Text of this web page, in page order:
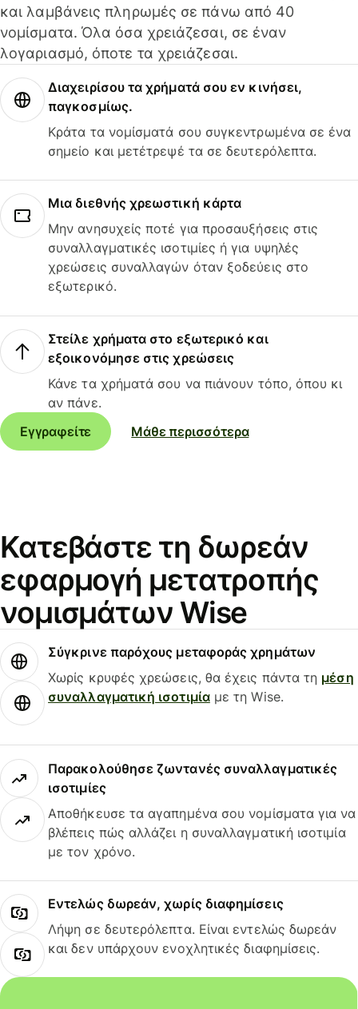
και λαμβάνεις πληρωμές σε πάνω από 40
νομίσματα. Όλα όσα χρειάζεσαι, σε έναν
λογαριασμό, όποτε τα χρειάζεσαι.
Διαχειρίσου τα χρήματά σου εν κινήσει,
παγκοσμίως.
Κράτα τα νομίσματά σου συγκεντρωμένα σε ένα
σημείο και μετέτρεψέ τα σε δευτερόλεπτα.
Μια διεθνής χρεωστική κάρτα
Μην ανησυχείς ποτέ για προσαυξήσεις στις
συναλλαγματικές ισοτιμίες ή για υψηλές
χρεώσεις συναλλαγών όταν ξοδεύεις στο
εξωτερικό.
Στείλε χρήματα στο εξωτερικό και
εξοικονόμησε στις χρεώσεις
Κάνε τα χρήματά σου να πιάνουν τόπο, όπου κι
αν πάνε.
Εγγραφείτε
Μάθε περισσότερα
Κατεβάστε τη δωρεάν
εφαρμογή μετατροπής
νομισμάτων Wise
Σύγκρινε παρόχους μεταφοράς χρημάτων
Χωρίς κρυφές χρεώσεις, θα έχεις πάντα τη μέση
συναλλαγματική ισοτιμίαμε τη Wise.
Παρακολούθησε ζωντανές συναλλαγματικές
ισοτιμίες
Αποθήκευσε τα αγαπημένα σου νομίσματα για να
βλέπεις πώς αλλάζει η συναλλαγματική ισοτιμία
με τον χρόνο.
Εντελώς δωρεάν, χωρίς διαφημίσεις
Λήψη σε δευτερόλεπτα. Είναι εντελώς δωρεάν
και δεν υπάρχουν ενοχλητικές διαφημίσεις.